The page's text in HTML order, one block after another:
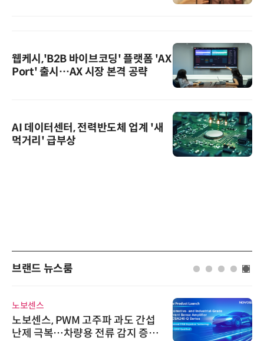
웹케시,'B2B 바이브코딩' 플랫폼 'AX
Port' 출시…AX 시장 본격 공략
AI 데이터센터, 전력반도체 업계 '새
먹거리' 급부상
브랜드 뉴스룸
노보센스
노보센스, PWM 고주파 과도 간섭
난제 극복…차량용 전류 감지 증폭